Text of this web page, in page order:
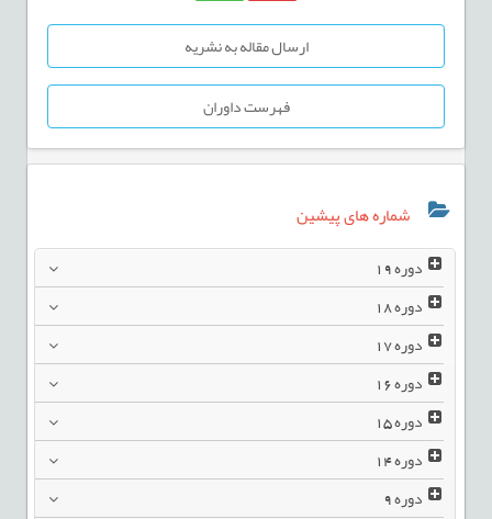
ارسال مقاله به نشریه
فهرست داوران
شماره های پیشین
دوره19
دوره18
دوره17
دوره16
دوره15
دوره14
دوره9